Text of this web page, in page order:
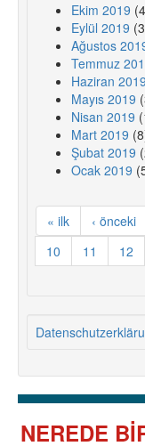
Ekim 2019
Eylül 2019
Ağustos
Temmuz
Haziran 2019
Mayıs 2019
Nisan 2019
Mart 2019
Şubat 2019
Ocak 2019
« ilk ‹ önceki
10
11 12
NEREDE